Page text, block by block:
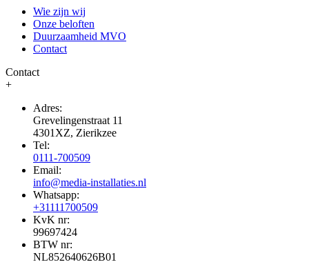
Wie zijn wij
Onze beloften
Duurzaamheid MVO
Contact
Contact
+
Adres:
Grevelingenstraat 11
4301XZ, Zierikzee
Tel:
0111-700509
Email:
info@media-installaties.nl
Whatsapp:
+31111700509
KvK nr:
99697424
BTW nr:
NL852640626B01